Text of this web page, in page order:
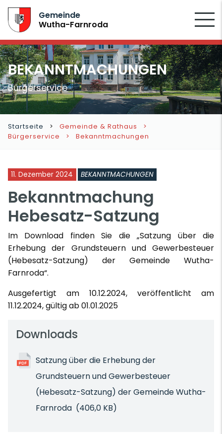
Gemeinde
Wutha-Farnroda
BEKANNTMACHUNGEN
Bürgerservice
Startseite
Gemeinde & Rathaus
Bürgerservice
Bekanntmachungen
11. Dezember 2024 BEKANNTMACHUNGEN
Bekanntmachung
Hebesatz-Satzung
Im Download finden Sie die „Satzung über die
Erhebung der Grundsteuern und Gewerbesteuer
(Hebesatz-Satzung) der Gemeinde Wutha-
Farnroda“.
Ausgefertigt am 10.12.2024, veröffentlicht am
11.12.2024, gültig ab 01.01.2025
Downloads
Satzung über die Erhebung der
Grundsteuern und Gewerbesteuer
(Hebesatz-Satzung) der Gemeinde Wutha-
Farnroda (406,0 KB)